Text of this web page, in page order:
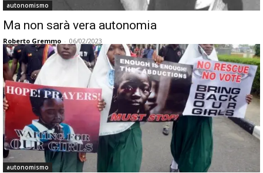
autonomismo
Ma non sarà vera autonomia
Roberto Gremmo - 06/02/2023
autonomismo